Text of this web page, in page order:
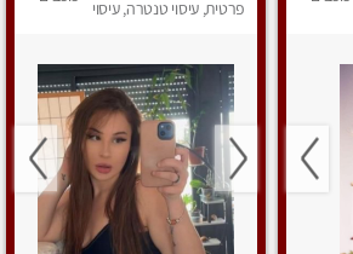
פרטית, עיסוי טנטרה, עיסוי